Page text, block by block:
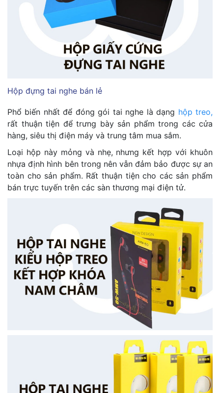
Hộp đựng tai nghe bán lẻ
Phổ biến nhất để đóng gói tai nghe là dạng hộp treo,
rất thuận tiện để trưng bày sản phẩm trong các cửa
hàng, siêu thị điện máy và trung tâm mua sắm.
Loại hộp này mỏng và nhẹ, nhưng kết hợp với khuôn
nhựa định hình bên trong nên vẫn đảm bảo được sự an
toàn cho sản phẩm. Rất thuận tiện cho các sản phẩm
bán trực tuyến trên các sàn thương mại điện tử.